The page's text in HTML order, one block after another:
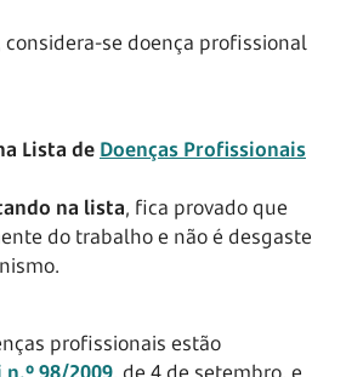
se doença profissional
Lista de Doenças Profissionais
na lista, fica provado que
do trabalho e não é desgaste
profissionais estão